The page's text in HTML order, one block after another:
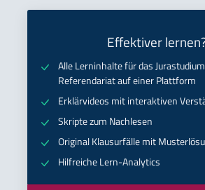
Effektiver
Alle Lerninhalte für das
Referendariat auf einer Plattform
Erklärvideos mit interaktiven
Skripte zum Nachlesen
Original Klausurfälle mit
Hilfreiche Lern-Analytics